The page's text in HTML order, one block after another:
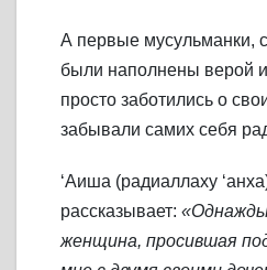
А первые мусульманки,
были наполнены верой
просто заботились о
забывали самих себя
‘Аиша (радиаллаху
рассказывает:
женщина, просившая